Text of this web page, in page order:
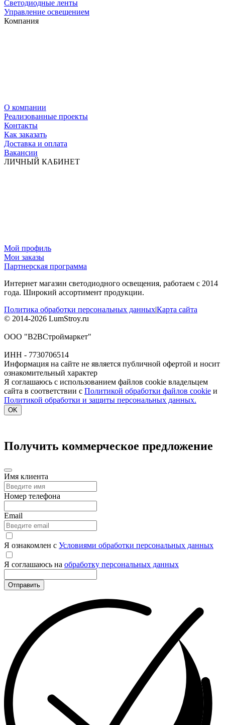
Светодиодные ленты
Управление освещением
Компания
О компании
Реализованные проекты
Контакты
Как заказать
Доставка и оплата
Вакансии
ЛИЧНЫЙ КАБИНЕТ
Мой профиль
Мои заказы
Партнерская программа
Интернет магазин светодиодного освещения, работаем с 2014
года. Широкий ассортимент продукции.
Политика обработки персональных данных|Карта сайта
© 2014-2026 LumStroy.ru
ООО "В2ВСтроймаркет"
ИНН - 7730706514
Информация на сайте не является публичной офертой и носит
ознакомительный характер
Я соглашаюсь с использованием файлов cookie владельцем
сайта в соответствии с Политикой обработки файлов cookie и
Политикой обработки и защиты персональных данных.
OK
Получить коммерческое предложение
Имя клиента
Номер телефона
Email
Я ознакомлен с Условиями обработки персональных данных
Я соглашаюсь на обработку персональных данных
Отправить